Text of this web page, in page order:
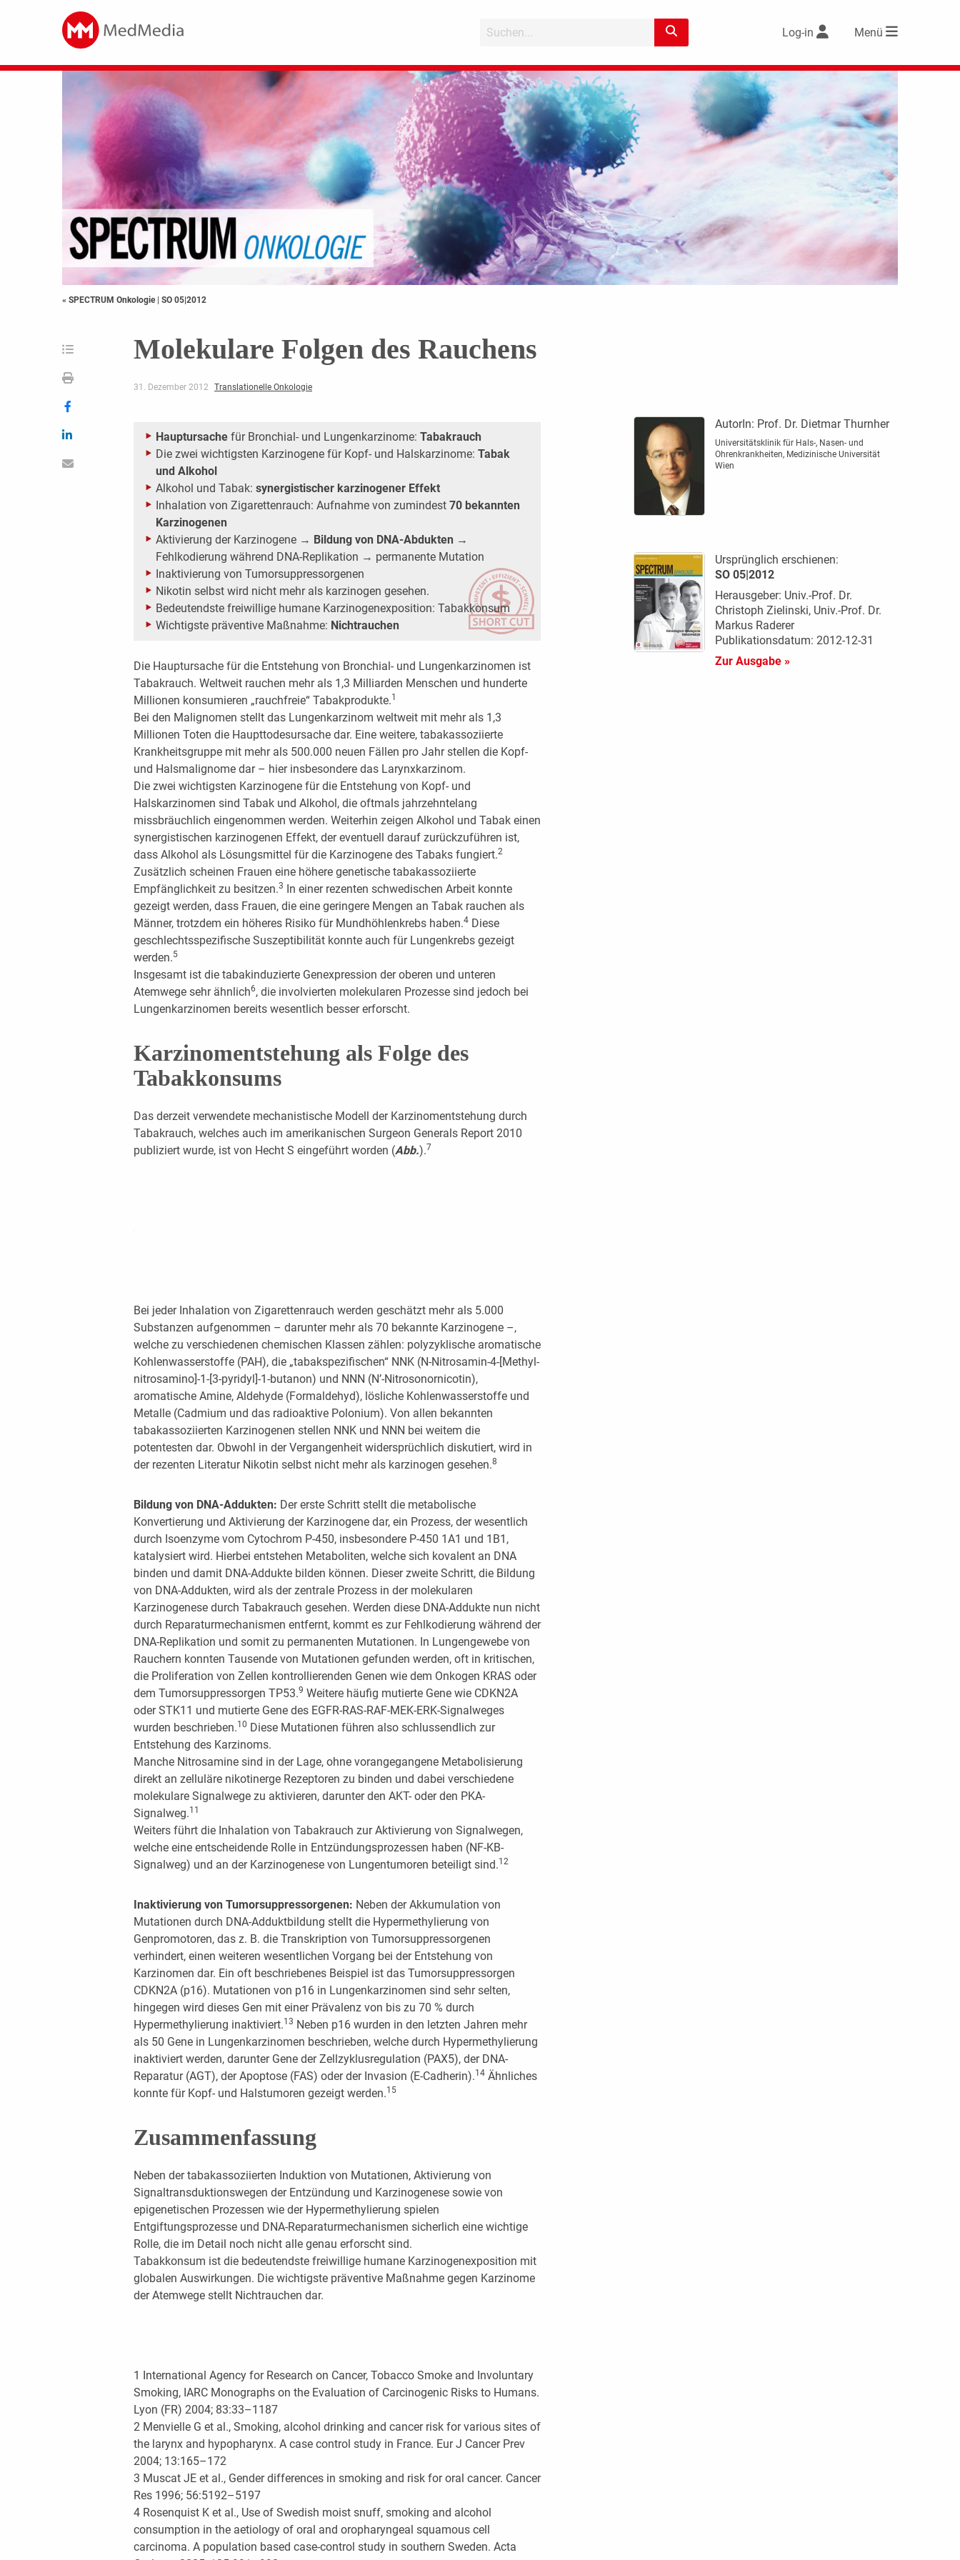
Log-in Menü
« SPECTRUM Onkologie | SO 05|2012
Molekulare Folgen des Rauchens
31. Dezember 2012 Translationelle Onkologie
Hauptursachefür Bronchial- und Lungenkarzinome: Tabakrauch
Die zwei wichtigsten Karzinogene für Kopf- und Halskarzinome: Tabak
und Alkohol
Alkohol und Tabak: synergistischer karzinogener Effekt
Inhalation von Zigarettenrauch: Aufnahme von zumindest 70 bekannten
Karzinogenen
Aktivierung der Karzinogene → Bildung von DNA-Abdukten →
Fehlkodierung während DNA-Replikation → permanente Mutation
Inaktivierung von Tumorsuppressorgenen
Nikotin selbst wird nicht mehr als karzinogen gesehen.
Bedeutendste freiwillige humane Karzinogenexposition: Tabakkonsum
Wichtigste präventive Maßnahme: Nichtrauchen
Die Hauptursache für die Entstehung von Bronchial- und Lungenkarzinomen ist
Tabakrauch. Weltweit rauchen mehr als 1,3 Milliarden Menschen und hunderte
Millionen konsumieren „rauchfreie“ Tabakprodukte.1
Bei den Malignomen stellt das Lungenkarzinom weltweit mit mehr als 1,3
Millionen Toten die Haupttodesursache dar. Eine weitere, tabakassoziierte
Krankheitsgruppe mit mehr als 500.000 neuen Fällen pro Jahr stellen die Kopf-
und Halsmalignome dar – hier insbesondere das Larynxkarzinom.
Die zwei wichtigsten Karzinogene für die Entstehung von Kopf- und
Halskarzinomen sind Tabak und Alkohol, die oftmals jahrzehntelang
missbräuchlich eingenommen werden. Weiterhin zeigen Alkohol und Tabak einen
synergistischen karzinogenen Effekt, der eventuell darauf zurückzuführen ist,
dass Alkohol als Lösungsmittel für die Karzinogene des Tabaks fungiert.2
Zusätzlich scheinen Frauen eine höhere genetische tabakassoziierte
Empfänglichkeit zu besitzen.3 In einer rezenten schwedischen Arbeit konnte
gezeigt werden, dass Frauen, die eine geringere Mengen an Tabak rauchen als
Männer, trotzdem ein höheres Risiko für Mundhöhlenkrebs haben.4Diese
geschlechtsspezifische Suszeptibilität konnte auch für Lungenkrebs gezeigt
werden.5
Insgesamt ist die tabakinduzierte Genexpression der oberen und unteren
Atemwege sehr ähnlich6, die involvierten molekularen Prozesse sind jedoch bei
Lungenkarzinomen bereits wesentlich besser erforscht.
Karzinomentstehung als Folge des
Tabakkonsums
Das derzeit verwendete mechanistische Modell der Karzinomentstehung durch
Tabakrauch, welches auch im amerikanischen Surgeon Generals Report 2010
publiziert wurde, ist von Hecht S eingeführt worden (Abb.).7
Bei jeder Inhalation von Zigarettenrauch werden geschätzt mehr als 5.000
Substanzen aufgenommen – darunter mehr als 70 bekannte Karzinogene –,
welche zu verschiedenen chemischen Klassen zählen: polyzyklische aromatische
Kohlenwasserstoffe (PAH), die „tabakspezifischen“ NNK (N-Nitrosamin-4-[Methyl­
nitrosamino]-1-[3-pyridyl]-1-butanon) und NNN (N’-Nitrosonornicotin),
aromatische Amine, Aldehyde (Formaldehyd), lösliche Kohlenwasserstoffe und
Metalle (Cadmium und das radioaktive Polonium). Von allen bekannten
tabakassoziierten Karzinogenen stellen NNK und NNN bei weitem die
potentesten dar. Obwohl in der Vergangenheit widersprüchlich diskutiert, wird in
der rezenten Literatur Nikotin selbst nicht mehr als karzinogen gesehen.8
Bildung von DNA-Addukten: Der erste Schritt stellt die metabolische
Konvertierung und Aktivierung der Karzinogene dar, ein Prozess, der wesentlich
durch Isoenzyme vom Cytochrom P-450, insbesondere P-450 1A1 und 1B1,
katalysiert wird. Hierbei entstehen Metaboliten, welche sich kovalent an DNA
binden und damit DNA-Addukte bilden können. Dieser zweite Schritt, die Bildung
von DNA-Addukten, wird als der zentrale Prozess in der molekularen
Karzinogenese durch Tabakrauch gesehen. Werden diese DNA-Addukte nun nicht
durch Reparaturmechanismen entfernt, kommt es zur Fehlkodierung während der
DNA-Replikation und somit zu permanenten Mutationen. In Lungengewebe von
Rauchern konnten Tausende von Mutationen gefunden werden, oft in kritischen,
die Proliferation von Zellen kontrollierenden Genen wie dem Onkogen KRAS oder
dem Tumorsuppressorgen TP53.9 Weitere häufig mutierte Gene wie CDKN2A
oder STK11 und mutierte Gene des EGFR-RAS-RAF-MEK-ERK-Signalweges
wurden beschrieben.10 Diese Mutationen führen also schlussendlich zur
Entstehung des Karzinoms.
Manche Nitrosamine sind in der Lage, ohne vorangegangene Metabolisierung
direkt an zelluläre nikotinerge Rezeptoren zu binden und dabei verschiedene
molekulare Signalwege zu aktivieren, darunter den AKT- oder den PKA-
Signalweg.11
Weiters führt die Inhalation von Tabakrauch zur Aktivierung von Signalwegen,
welche eine entscheidende Rolle in Entzündungsprozessen haben (NF-KB-
Signalweg) und an der Karzinogenese von Lungentumoren beteiligt sind.12
Inaktivierung von Tumorsuppressorgenen: Neben der Akkumulation von
Mutationen durch DNA-Adduktbildung stellt die Hypermethylierung von
Genpromotoren, das z. B. die Transkription von Tumorsuppressorgenen
verhindert, einen weiteren wesentlichen Vorgang bei der Entstehung von
Karzinomen dar. Ein oft beschriebenes Beispiel ist das Tumorsuppressorgen
CDKN2A (p16). Mutationen von p16 in Lungenkarzinomen sind sehr selten,
hingegen wird dieses Gen mit einer Prävalenz von bis zu 70 % durch
Hypermethylierung inaktiviert.13 Neben p16 wurden in den letzten Jahren mehr
als 50 Gene in Lungenkarzinomen beschrieben, welche durch Hypermethylierung
inaktiviert werden, darunter Gene der Zellzyklusregulation (PAX5), der DNA-
Reparatur (AGT), der Apoptose (FAS) oder der Invasion (E-Cadherin).14Ähnliches
konnte für Kopf- und Halstumoren gezeigt werden.15
Zusammenfassung
Neben der tabakassoziierten Induktion von Mutationen, Aktivierung von
Signaltransduktionswegen der Entzündung und Karzinogenese sowie von
epigenetischen Prozessen wie der Hypermethylierung spielen
Entgiftungsprozesse und DNA-Reparaturmechanismen sicherlich eine wichtige
Rolle, die im Detail noch nicht alle genau erforscht sind.
Tabakkonsum ist die bedeutendste freiwillige humane Karzinogenexposition mit
globalen Auswirkungen. Die wichtigste präventive Maßnahme gegen Karzinome
der Atemwege stellt Nichtrauchen dar.
1 International Agency for Research on Cancer, Tobacco Smoke and Involuntary
Smoking, IARC Monographs on the Evaluation of Carcinogenic Risks to Humans.
Lyon (FR) 2004; 83:33–1187
2 Menvielle G et al., Smoking, alcohol drinking and cancer risk for various sites of
the larynx and hypopharynx. A case control study in France. Eur J Cancer Prev
2004; 13:165–172
3 Muscat JE et al., Gender differences in smoking and risk for oral cancer. Cancer
Res 1996; 56:5192–5197
4 Rosenquist K et al., Use of Swedish moist snuff, smoking and alcohol
consumption in the aetiology of oral and oropharyngeal squamous cell
carcinoma. A population based case-control study in southern Sweden. Acta
AutorIn: Prof. Dr. Dietmar Thurnher
Universitätsklinik für Hals-, Nasen- und
Ohrenkrankheiten, Medizinische Universität
Wien
Ursprünglich erschienen:
SO 05|2012
Herausgeber: Univ.-Prof. Dr.
Christoph Zielinski, Univ.-Prof. Dr.
Markus Raderer
Publikationsdatum: 2012-12-31
Zur Ausgabe »